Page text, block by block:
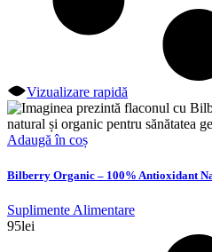
Vizualizare rapidă
Adaugă în coș
Bilberry Organic – 100% Antioxidant
Suplimente Alimentare
95lei